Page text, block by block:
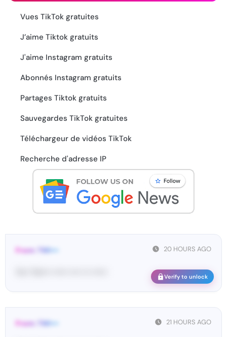
Vues TikTok gratuites
J’aime Tiktok gratuits
J'aime Instagram gratuits
Abonnés Instagram gratuits
Partages Tiktok gratuits
Sauvegardes TikTok gratuites
Téléchargeur de vidéos TikTok
Recherche d'adresse IP
20 HOURS AGO
From: TWI•••
Verify to unlock
21 HOURS AGO
From: TWI•••